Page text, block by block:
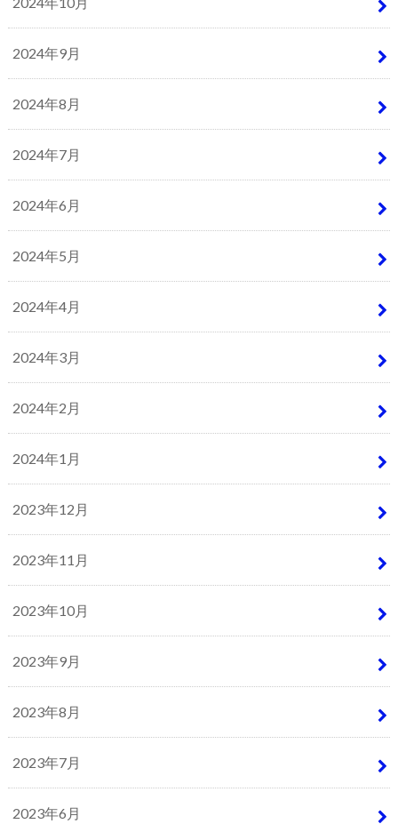
2024年9月
2024年8月
2024年7月
2024年6月
2024年5月
2024年4月
2024年3月
2024年2月
2024年1月
2023年12月
2023年11月
2023年10月
2023年9月
2023年8月
2023年7月
2023年6月